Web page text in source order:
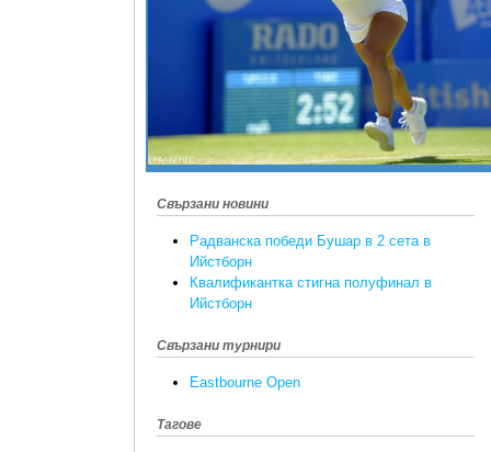
Свързани новини
Радванска победи Бушар в 2 сета в
Ийстборн
Квалификантка стигна полуфинал в
Ийстборн
Свързани турнири
Eastbourne Open
Тагове